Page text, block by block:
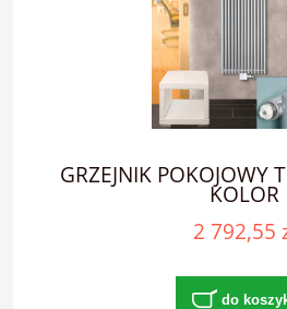
GRZEJNIK POKOJOWY
KOLOR
2 792,55
do